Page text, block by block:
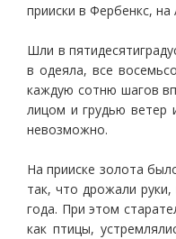
прииски в Фербенкс, на
Шли в
в одеяла, все
каждую сотню шагов
лицом и грудью ветер
невозможно.
На прииске золота
так, что дрожали
года. При этом
как птицы,